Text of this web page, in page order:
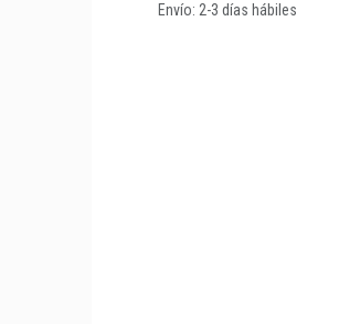
Envío: 2-3 días hábiles